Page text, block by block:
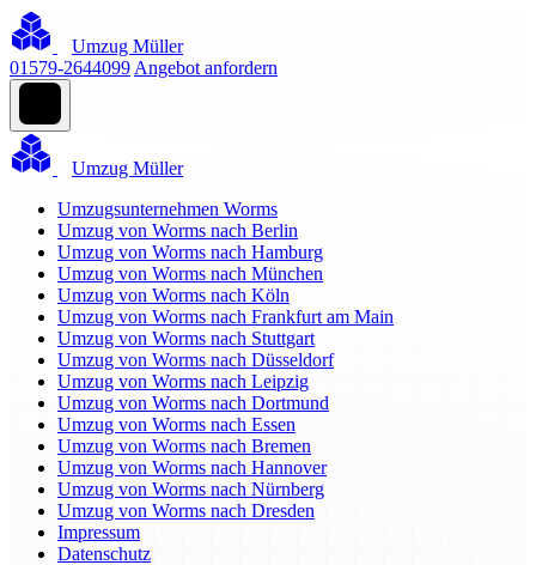
Umzug Müller
01579-2644099 Angebot anfordern
Umzug Müller
Umzugsunternehmen Worms
Umzug von Worms nach Berlin
Umzug von Worms nach Hamburg
Umzug von Worms nach München
Umzug von Worms nach Köln
Umzug von Worms nach Frankfurt am Main
Umzug von Worms nach Stuttgart
Umzug von Worms nach Düsseldorf
Umzug von Worms nach Leipzig
Umzug von Worms nach Dortmund
Umzug von Worms nach Essen
Umzug von Worms nach Bremen
Umzug von Worms nach Hannover
Umzug von Worms nach Nürnberg
Umzug von Worms nach Dresden
Impressum
Datenschutz